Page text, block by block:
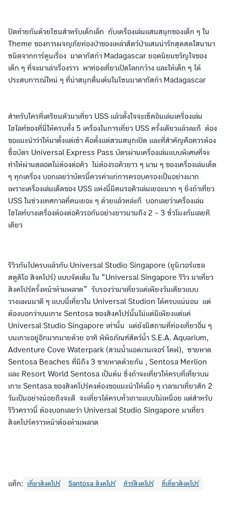
ปิดท้ายกันด้วยโซนสำหรับเด็กเล็ก กับเครื่องเล่นแสนสนุกของเด็ก ๆ ใน
Theme ของการผจญภัยท่องป่าของเหล่าสัตว์ป่าแสนน่ารักสุดสดใสนานา
ชนิดจากการ์ตูนเรื่อง มาดากัสก้า Madagascar ยอดนิยมขวัญใจของ
เด็ก ๆ ที่จะมาเล่าเรื่องราว พาท่องเที่ยวเปิดโลกกว้าง และให้เด็ก ๆ ได้
ประสบการณ์ใหม่ ๆ ที่น่าสนุกตื่นเต้นในโซนมาดากัสก้า Madagascar
สำหรับใครที่เตรียมตัวมาเที่ยว USS แล้วตั้งใจจะเช็คอินเล่นเครื่องเล่น
ไฮไลท์ของที่นี่ให้ครบทั้ง 5 เครื่องในการเที่ยว USS ครั้งเดียวแล้วละก็ ต้อง
ขอแนะนำว่าให้มาตั้งแต่เช้า คือตั้งแต่สวนสนุกเปิด และที่สำคัญคือควรต้อง
ซื้อบัตร Universal Express Pass บัตรผ่านเครื่องเล่นแบบพิเศษที่จะ
ทำให้ผ่านตลอดไม่ต้องต่อคิว ไม่ต้องรอคิวยาว ๆ นาน ๆ ของเครื่องเล่นเด็ด
ๆ ทุกเครื่อง บอกเลยว่าบัตรนี้ควรค่าแก่การครอบครองเป็นอย่างมาก
เพราะเครื่องเล่นเด็ดของ USS แห่งนี้มีคนรอคิวเล่นเยอะมาก ๆ ยิ่งถ้าเที่ยว
USS ในช่วงเทศกาลที่คนเยอะ ๆ ด้วยแล้วหล่ะก็ บอกเลยว่าเครื่องเล่น
ไฮไลท์บางเครื่องต้องต่อคิวรอกันอย่างยาวนานถึง 2 - 3 ชั่วโมงกันเลยที
เดียว
รีวิวกันไปครบแล้วกับ Universal Studio Singapore (ยูนิเวอร์แซล
สตูดิโอ สิงคโปร์) แบบจัดเต็ม ใน “Universal Singapore รีวิว มาเที่ยว
สิงคโปร์ครั้งหน้าห้ามพลาด” รับรองว่ามาเที่ยวแค่เพียงวันเดียวแบบ
วางแผนมาดี ๆ แบบนี้เที่ยวใน Universal Studion ได้ครบแน่นอน แต่
ต้องบอกว่าบนเกาะ Sentosa ของสิงคโปร์นั้นไม่แต่มีเพียงแต่แค่
Universal Studio Singapore เท่านั้น แต่ยังมีสถานที่ท่องเที่ยวอื่น ๆ
บนเกาะอยู่อีกมากมายด้วย อาทิ พิพิธภัณฑ์สัตว์น้ำ S.E.A. Aquarium,
Adventure Cove Waterpark (สวนน้ำแอดเวนเจอร์ โคฟ), ชายหาด
Sentosa Beaches ที่มีถึง 3 ชายหาดด้วยกัน , Sentosa Merlion
และ Resort World Sentosa เป็นต้น ซึ่งถ้าจะเที่ยวให้ครบที่เที่ยวบน
เกาะ Sentasa ของสิงคโปร์คงต้องขอแนะนำให้เผื่อ ๆ เวลามาเที่ยวสัก 2
วันเป็นอย่างน้อยถึงจะดี จะเที่ยวได้ครบทั่วเกาะแบบไม่เหนื่อย แต่สำหรับ
รีวิวคราวนี้ ต้องบอกเลยว่า Universal Studio Singapore มาเที่ยว
สิงคโปร์คราวหน้าต้องห้ามพลาด
แท็ก: เที่ยวสิงคโปร์ Santosa สิงคโปร์ ทัวร์สิงคโปร์ ที่เที่ยวสิงคโปร์